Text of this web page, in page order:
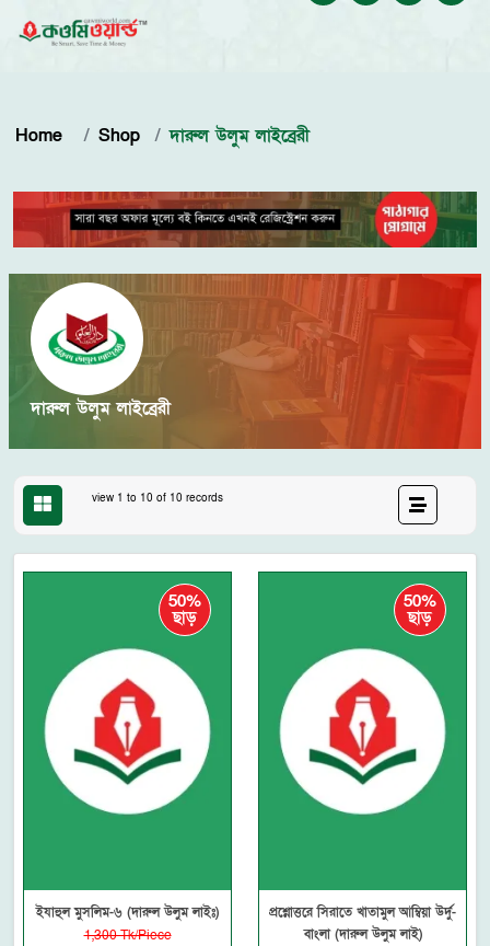
Home Shop দারুল উলুম লাইব্রেরী
দারুল উলুম লাইব্রেরী
view 1 to 10 of 10 records
50%
ছাড়
ইযাহুল মুসলিম-৬ (দারুল উলুম লাইঃ)
1,300 Tk/Piece
50%
ছাড়
প্রশ্নোত্তরে সিরাতে খাতামুল আম্বিয়া উর্দু-
বাংলা (দারুল উলুম লাই)